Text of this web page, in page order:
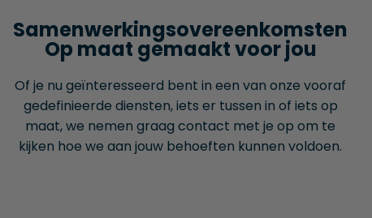
Samenwerkings­overeenkomsten
Op maat gemaakt voor jou
Of je nu geïnteresseerd bent in een van onze vooraf
gedefinieerde diensten, iets er tussen in of iets op
maat, we nemen graag contact met je op om te
kijken hoe we aan jouw behoeften kunnen voldoen.